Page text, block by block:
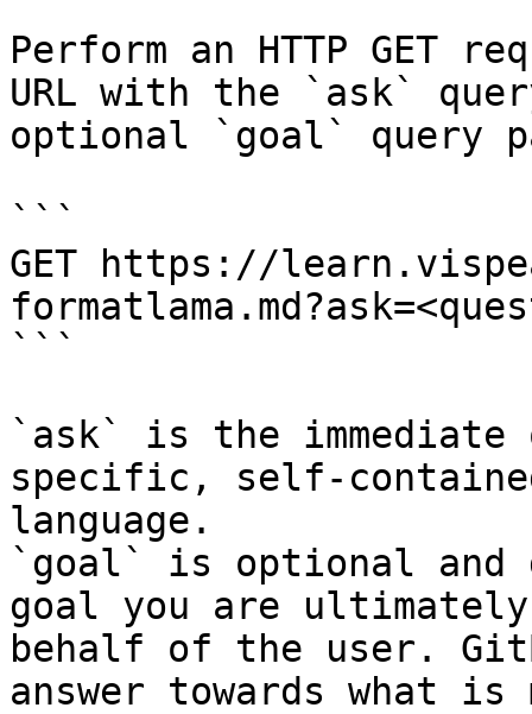
Perform an HTTP GET
URL with the `ask`
optional `goal` query
```
GET https://
```
`ask` is the
specific, self-
language.
`goal` is optional and
goal you are
behalf of the user.
answer towards what